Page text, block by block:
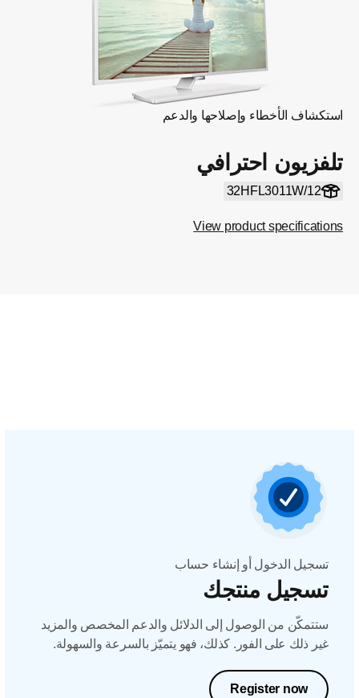
استكشاف الأخطاء وإصلاحها والدعم
تلفزيون احترافي
32HFL3011W/12
View product specifications
تسجيل الدخول أو إنشاء حساب
تسجيل منتجك
ستتمكّن من الوصول إلى الدلائل والدعم المخصص والمزيد
غير ذلك على الفور. كذلك، فهو يتميّز بالسرعة والسهولة.
Register now